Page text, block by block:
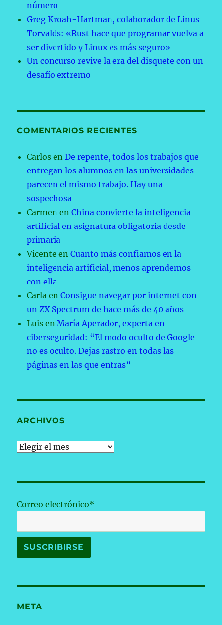
número
Greg Kroah-Hartman, colaborador de Linus
Torvalds: «Rust hace que programar vuelva a
ser divertido y Linux es más seguro»
Un concurso revive la era del disquete con un
desafío extremo
COMENTARIOS RECIENTES
Carlos enDe repente, todos los trabajos que
entregan los alumnos en las universidades
parecen el mismo trabajo. Hay una
sospechosa
Carmen enChina convierte la inteligencia
artificial en asignatura obligatoria desde
primaria
Vicente enCuanto más confiamos en la
inteligencia artificial, menos aprendemos
con ella
Carla enConsigue navegar por internet con
un ZX Spectrum de hace más de 40 años
Luis enMaría Aperador, experta en
ciberseguridad: “El modo oculto de Google
no es oculto. Dejas rastro en todas las
páginas en las que entras”
ARCHIVOS
Archivos
Correo electrónico*
META